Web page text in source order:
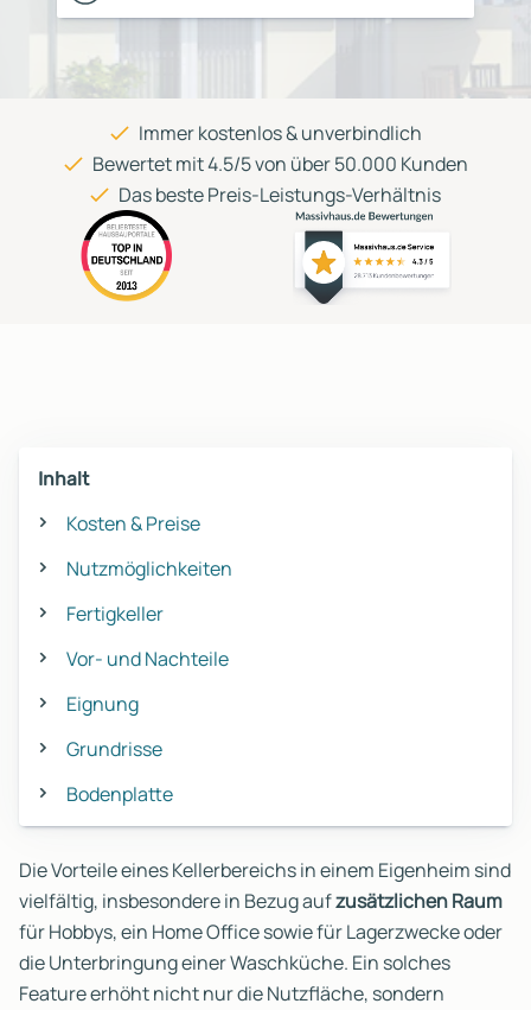
Immer kostenlos & unverbindlich
Bewertet mit 4.5/5 von über 50.000 Kunden
Das beste Preis-Leistungs-Verhältnis
Inhalt
Kosten & Preise
Nutzmöglichkeiten
Fertigkeller
Vor- und Nachteile
Eignung
Grundrisse
Bodenplatte
Die Vorteile eines Kellerbereichs in einem Eigenheim sind
vielfältig, insbesondere in Bezug aufzusätzlichen Raum
für Hobbys, ein Home Office sowie für Lagerzwecke oder
die Unterbringung einer Waschküche. Ein solches
Feature erhöht nicht nur die Nutzfläche, sondern